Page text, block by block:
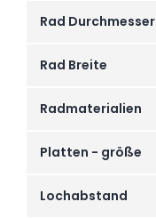
Rad Durchmesser
Rad Breite
Radmaterialien
Platten - größe
Lochabstand